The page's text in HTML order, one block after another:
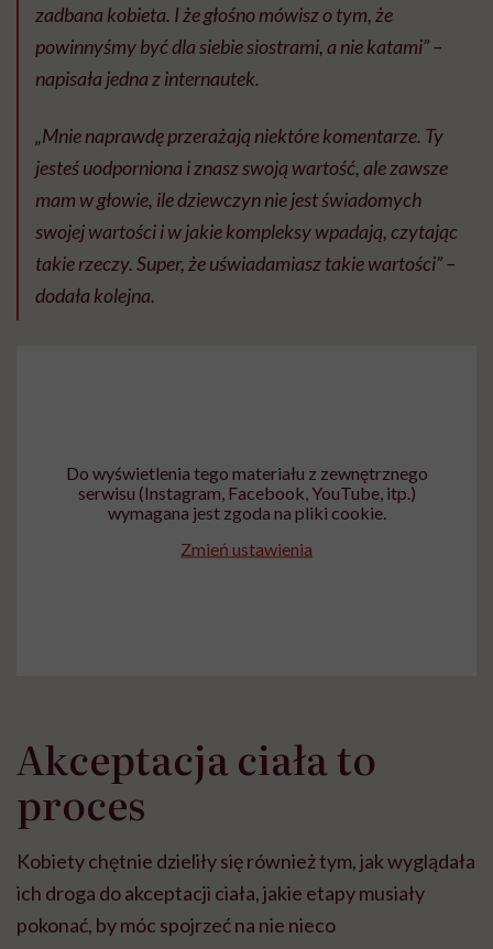
zadbana kobieta. I że głośno mówisz o tym, że
powinnyśmy być dla siebie siostrami, a nie katami” –
napisała jedna z internautek.
„Mnie naprawdę przerażają niektóre komentarze. Ty
jesteś uodporniona i znasz swoją wartość, ale zawsze
mam w głowie, ile dziewczyn nie jest świadomych
swojej wartości i w jakie kompleksy wpadają, czytając
takie rzeczy. Super, że uświadamiasz takie wartości” –
dodała kolejna.
Do wyświetlenia tego materiału z zewnętrznego
serwisu (Instagram, Facebook, YouTube, itp.)
wymagana jest zgoda na pliki cookie.
Zmień ustawienia
Akceptacja ciała to
proces
Kobiety chętnie dzieliły się również tym, jak wyglądała
ich droga do akceptacji ciała, jakie etapy musiały
pokonać, by móc spojrzeć na nie nieco